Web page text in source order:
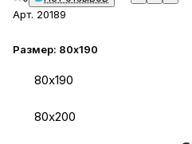
Арт. 20189
Размер: 80х190
80х190
80х200